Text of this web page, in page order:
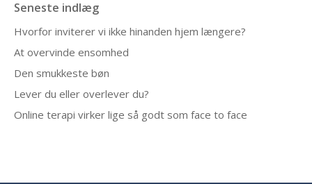
Seneste indlæg
Hvorfor inviterer vi ikke hinanden hjem længere?
At overvinde ensomhed
Den smukkeste bøn
Lever du eller overlever du?
Online terapi virker lige så godt som face to face